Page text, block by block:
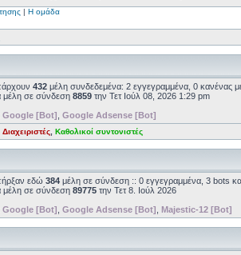
| Η ομάδα
432 μέλη συνδεδεμένα: 2 εγγεγραμμένα, 0 κανένας
μέλη σε σύνδεση 8859 την Τετ Ιούλ 08, 2026 1:29 pm
Google [Bot] Google Adsense [Bot]
Διαχειριστές Καθολικοί συντονιστές
εδώ 384 μέλη σε σύνδεση :: 0 εγγεγραμμένα, 3 bots
μέλη σε σύνδεση 89775 την Τετ 8. Ιούλ 2026
Google [Bot] Google Adsense [Bot] Majestic-12 [Bot]